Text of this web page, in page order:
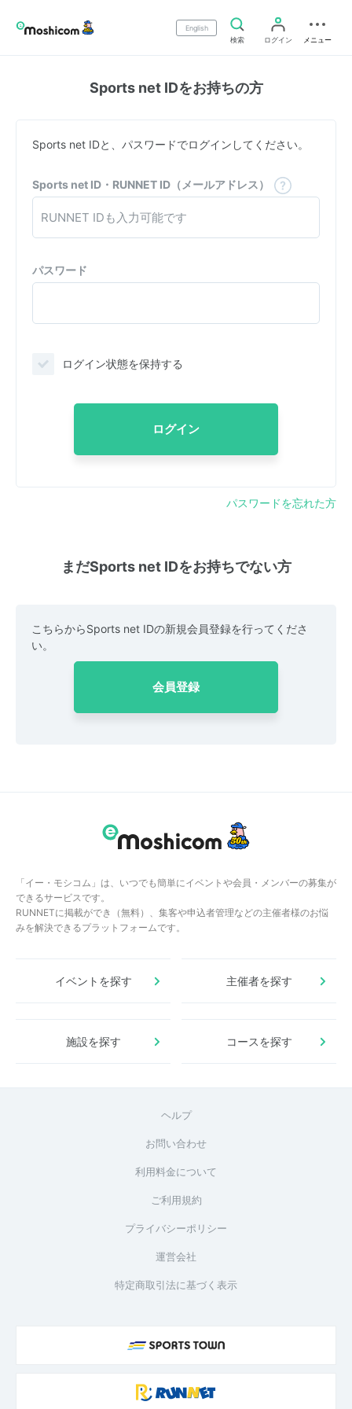
English
検索
ログイン メニュー
Sports net IDをお持ちの方
Sports net IDと、パスワードでログインしてください。
Sports net ID・RUNNET ID（メールアドレス）
パスワード
ログイン状態を保持する
ログイン
パスワードを忘れた方
まだSports net IDをお持ちでない方
こちらからSports net IDの新規会員登録を行ってくださ
い。
会員登録
「イー・モシコム」は、いつでも簡単にイベントや会員・メンバーの募集が
できるサービスです。
RUNNETに掲載ができ（無料）、集客や申込者管理などの主催者様のお悩
みを解決できるプラットフォームです。
イベントを探す 主催者を探す
施設を探す コースを探す
ヘルプ
お問い合わせ
利用料金について
ご利用規約
プライバシーポリシー
運営会社
特定商取引法に基づく表示